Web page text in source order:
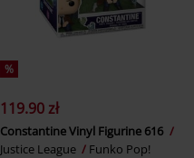
%
119.90 zł
Constantine Vinyl Figurine 616
Justice League
Funko Pop!